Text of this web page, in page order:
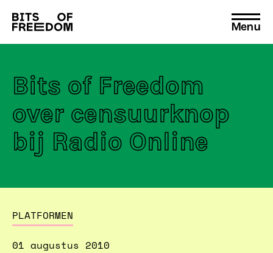
Search
for:
Menu
Bits of Freedom
over censuurknop
bij Radio Online
PLATFORMEN
01 augustus 2010